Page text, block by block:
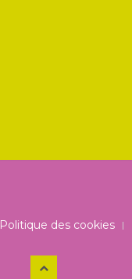
Politique des cookies